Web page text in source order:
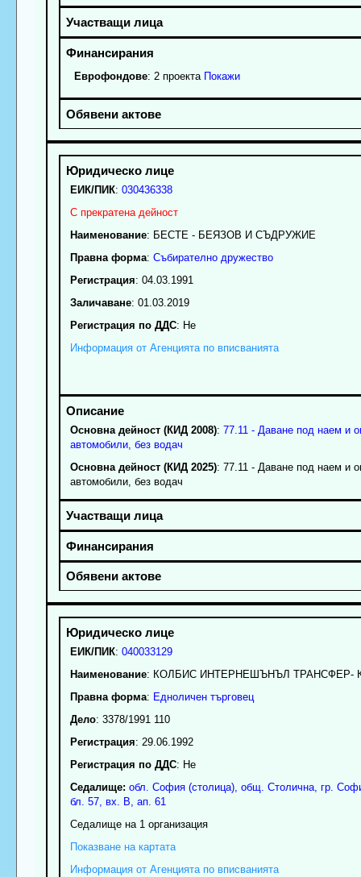
Еврофондове: 2 проекта Покажи
ЕИК/ПИК: 030436338
С прекратена дейност
Наименование: БЕСТЕ - БЕЯЗОВ И СЪДРУЖИЕ
Правна форма: Събирателно дружество
Регистрация: 04.03.1991
Заличаване: 01.03.2019
Регистрация по ДДС: Нe
Информация от Агенцията по вписванията
Основна дейност (КИД 2008): 77.11 - Даване под наем и
автомобили, без водач
Основна дейност (КИД 2025): 77.11 - Даване под наем и
автомобили, без водач
ЕИК/ПИК: 040033129
Наименование: КОЛБИС ИНТЕРНЕШЪНЪЛ ТРАНСФЕР-
Правна форма: Едноличен търговец
Дело: 3378/1991 110
Регистрация: 29.06.1992
Регистрация по ДДС: Нe
Седалище: обл. София (столица), общ. Столична, гр.
бл. 57, вх. В, ап. 61
Седалище на 1 организация
Показване на картата
Информация от Агенцията по вписванията